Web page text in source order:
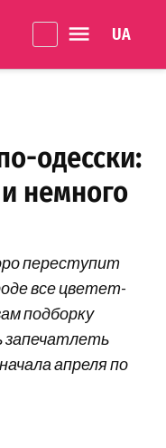
одесски:
немного
переступит
все цветет-
подборку
запечатлеть
апреля по